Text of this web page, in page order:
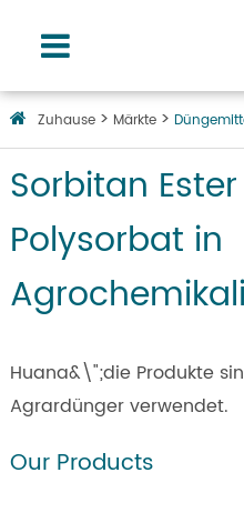
Zuhause Märkte
Sorbitan
Polysorbat in
Huana&\";die Produkte
Agrardünger verwendet.
Our Products